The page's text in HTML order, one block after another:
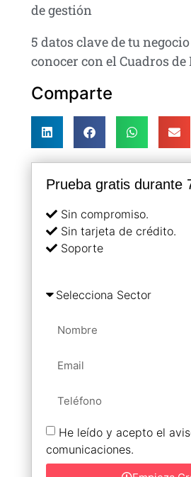
de gestión
5 datos clave de tu
conocer con el Cuadros
Comparte
Prueba gratis durante
Sin compromiso.
Sin tarjeta de crédito.
Soporte
He leído y acepto el
comunicaciones.